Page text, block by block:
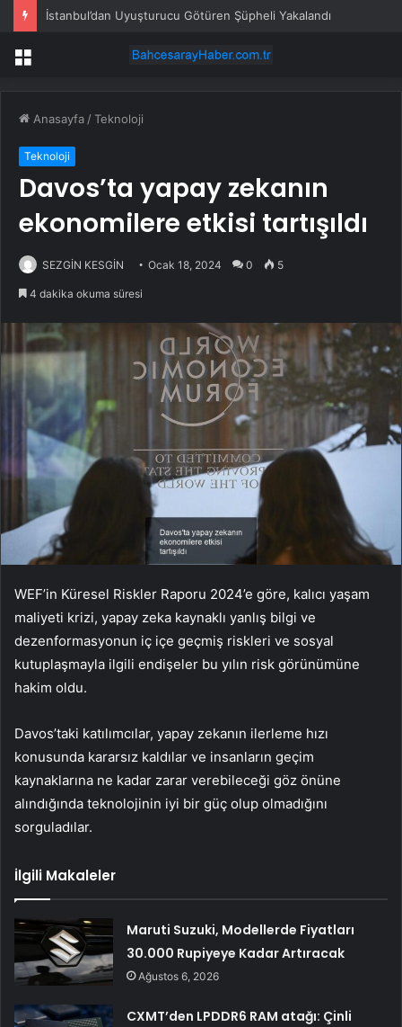
İstanbul’dan Uyuşturucu Götüren Şüpheli Yakalandı
Menü
Anasayfa /Teknoloji
Teknoloji
Davos’ta yapay zekanın
ekonomilere etkisi tartışıldı
SEZGİN KESGİN Ocak 18, 2024 0 5
4 dakika okuma süresi
WEF’in Küresel Riskler Raporu 2024’e göre, kalıcı yaşam
maliyeti krizi, yapay zeka kaynaklı yanlış bilgi ve
dezenformasyonun iç içe geçmiş riskleri ve sosyal
kutuplaşmayla ilgili endişeler bu yılın risk görünümüne
hakim oldu.
Davos’taki katılımcılar, yapay zekanın ilerleme hızı
konusunda kararsız kaldılar ve insanların geçim
kaynaklarına ne kadar zarar verebileceği göz önüne
alındığında teknolojinin iyi bir güç olup olmadığını
sorguladılar.
İlgili Makaleler
Maruti Suzuki, Modellerde Fiyatları
30.000 Rupiyeye Kadar Artıracak
Ağustos 6, 2026
CXMT’den LPDDR6 RAM atağı: Çinli